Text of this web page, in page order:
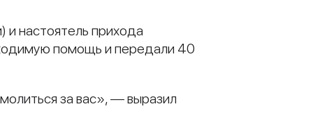
и настоятель прихода
помощь и передали 40
за вас», — выразил